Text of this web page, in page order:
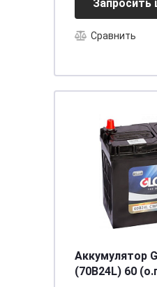
Запросить
Сравнить
Аккумулятор
(70B24L) 60